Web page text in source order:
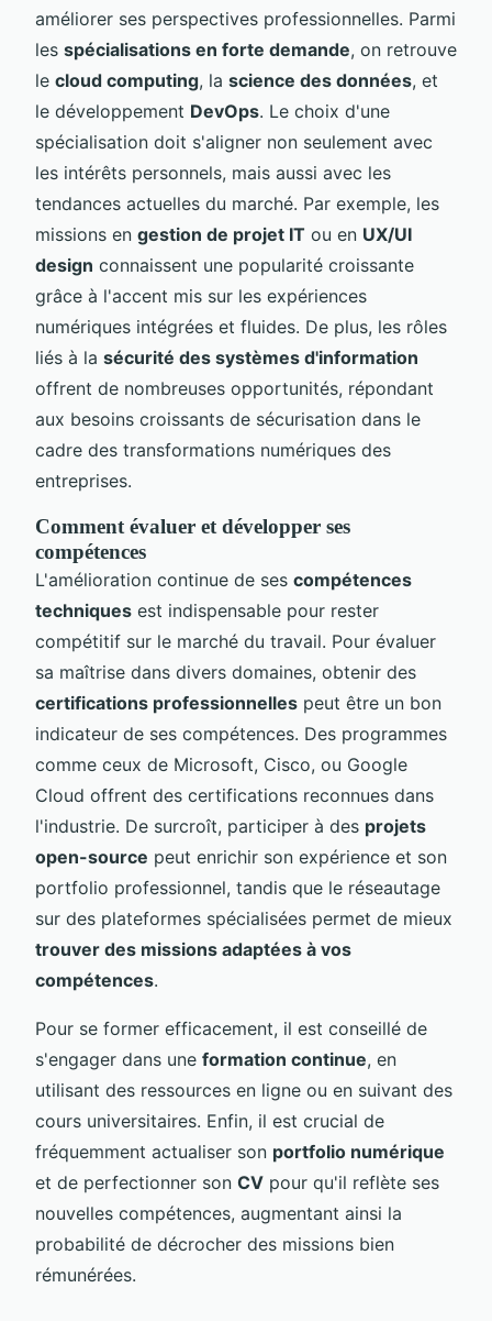
améliorer ses perspectives professionnelles. Parmi
les spécialisations en forte demande, on retrouve
le cloud computing, la science des données, et
le développement DevOps. Le choix d'une
spécialisation doit s'aligner non seulement avec
les intérêts personnels, mais aussi avec les
tendances actuelles du marché. Par exemple, les
missions en gestion de projet IT ou en UX/UI
design connaissent une popularité croissante
grâce à l'accent mis sur les expériences
numériques intégrées et fluides. De plus, les rôles
liés à la sécurité des systèmes d'information
offrent de nombreuses opportunités, répondant
aux besoins croissants de sécurisation dans le
cadre des transformations numériques des
entreprises.
Comment évaluer et développer ses
compétences
L'amélioration continue de ses compétences
techniques est indispensable pour rester
compétitif sur le marché du travail. Pour évaluer
sa maîtrise dans divers domaines, obtenir des
certifications professionnelles peut être un bon
indicateur de ses compétences. Des programmes
comme ceux de Microsoft, Cisco, ou Google
Cloud offrent des certifications reconnues dans
l'industrie. De surcroît, participer à des projets
open-source peut enrichir son expérience et son
portfolio professionnel, tandis que le réseautage
sur des plateformes spécialisées permet de mieux
trouver des missions adaptées à vos
compétences.
Pour se former efficacement, il est conseillé de
s'engager dans une formation continue, en
utilisant des ressources en ligne ou en suivant des
cours universitaires. Enfin, il est crucial de
fréquemment actualiser son portfolio numérique
et de perfectionner son CV pour qu'il reflète ses
nouvelles compétences, augmentant ainsi la
probabilité de décrocher des missions bien
rémunérées.